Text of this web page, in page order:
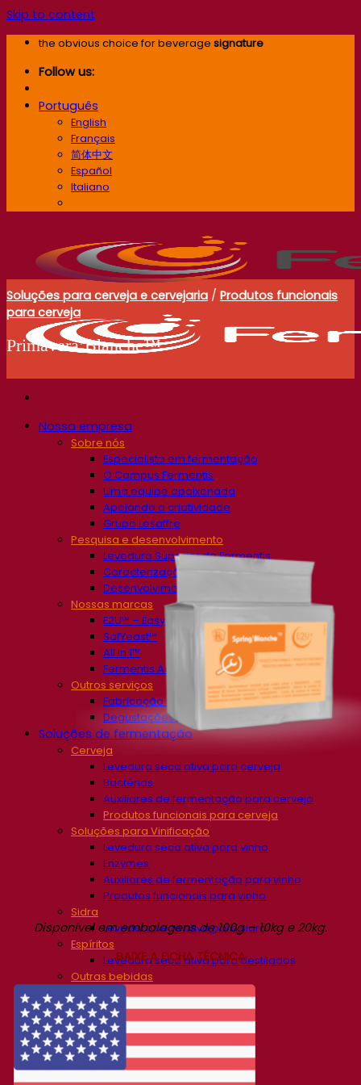
Skip to content
the obvious choice for beverage signature
Follow us:
Português
English
Français
简体中文
Español
Italiano
Nossa empresa
Sobre nós
Especialista em fermentação
O Campus Fermentis
Uma equipe apaixonada
Apoiando a criatividade
Grupo Lesaffre
Pesquisa e desenvolvimento
Levedura Superior da Fermentis
Caracterização do produto
Desenvolvimento de produto
Nossas marcas
E2U™ – Easy To Use
SafYeast™
All In 1™
Fermentis Academy™
Outros serviços
Fabricação sob encomenda
Degustações de bebidas
Soluções de fermentação
Cerveja
Levedura seca ativa para cerveja
Bactérias
Auxiliares de fermentação para cerveja
Produtos funcionais para cerveja
Soluções para Vinificação
Levedura seca ativa para vinho
Enzymes
Auxiliares de fermentação para vinho
Produtos funcionais para vinho
Sidra
Levedura seca ativa para sidra
Espíritos
Levedura seca ativa para destilados
Outras bebidas
Base de Álcool Neutro
Kvas
Sorghum
Café
Fermentis Academy
Sobre a Academia Fermentis
Soluções para cerveja e cervejaria / Produtos funcionais
para cerveja
Primavera’Blanche™
Disponível em embalagens de 100g – 10kg e 20kg.
BAIXE A FICHA TÉCNICA